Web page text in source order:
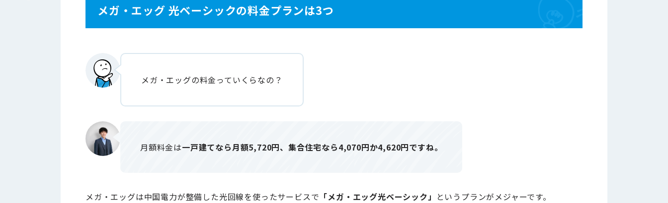
メガ・エッグ 光ベーシックの料金プランは3つ
メガ・エッグの料金っていくらなの？
月額料金は一戸建てなら月額5,720円、集合住宅なら4,070円か4,620円ですね。
メガ・エッグは中国電力が整備した光回線を使ったサービスで 「メガ・エッグ光ベーシック」 というプランがメジャーです。